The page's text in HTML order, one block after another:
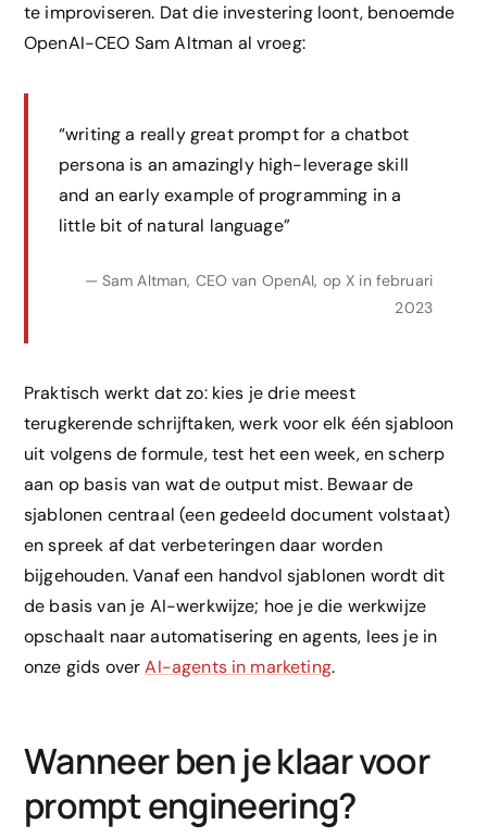
te improviseren. Dat die investering loont, benoemde
OpenAI-CEO Sam Altman al vroeg:
“writing a really great prompt for a chatbot
persona is an amazingly high-leverage skill
and an early example of programming in a
little bit of natural language”
— Sam Altman, CEO van OpenAI, op X in februari
2023
Praktisch werkt dat zo: kies je drie meest
terugkerende schrijftaken, werk voor elk één sjabloon
uit volgens de formule, test het een week, en scherp
aan op basis van wat de output mist. Bewaar de
sjablonen centraal (een gedeeld document volstaat)
en spreek af dat verbeteringen daar worden
bijgehouden. Vanaf een handvol sjablonen wordt dit
de basis van je AI-werkwijze; hoe je die werkwijze
opschaalt naar automatisering en agents, lees je in
onze gids overAI-agents in marketing.
Wanneer ben je klaar voor
prompt engineering?